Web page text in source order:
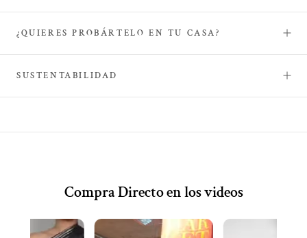
¿QUIERES PROBÁRTELO EN TU CASA?
SUSTENTABILIDAD